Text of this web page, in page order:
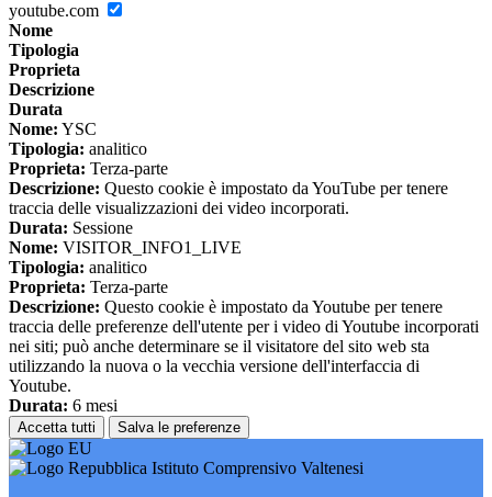
youtube.com
Nome
Tipologia
Proprieta
Descrizione
Durata
Nome: YSC
Tipologia: analitico
Proprieta: Terza-parte
Descrizione: Questo cookie è impostato da YouTube per tenere
traccia delle visualizzazioni dei video incorporati.
Durata: Sessione
Nome: VISITOR_INFO1_LIVE
Tipologia: analitico
Proprieta: Terza-parte
Descrizione: Questo cookie è impostato da Youtube per tenere
traccia delle preferenze dell'utente per i video di Youtube incorporati
nei siti; può anche determinare se il visitatore del sito web sta
utilizzando la nuova o la vecchia versione dell'interfaccia di
Youtube.
Durata: 6 mesi
Accetta tutti Salva le preferenze
Istituto Comprensivo Valtenesi